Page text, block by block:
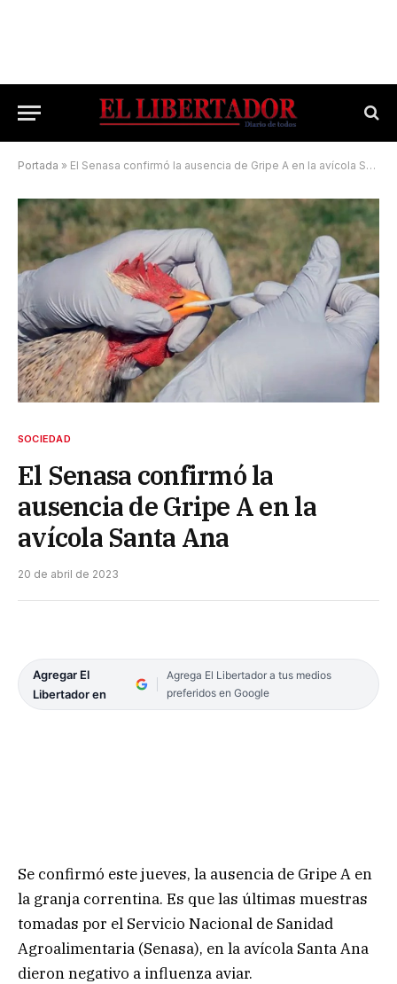
Portada » El Senasa confirmó la ausencia de Gripe A en la avícola Santa Ana
SOCIEDAD
El Senasa confirmó la
ausencia de Gripe A en la
avícola Santa Ana
20 de abril de 2023
Agregar El
Libertador en
Agrega El Libertador a tus medios
preferidos en Google
Se confirmó este jueves, la ausencia de Gripe A en
la granja correntina. Es que las últimas muestras
tomadas por el Servicio Nacional de Sanidad
Agroalimentaria (Senasa), en la avícola Santa Ana
dieron negativo a influenza aviar.